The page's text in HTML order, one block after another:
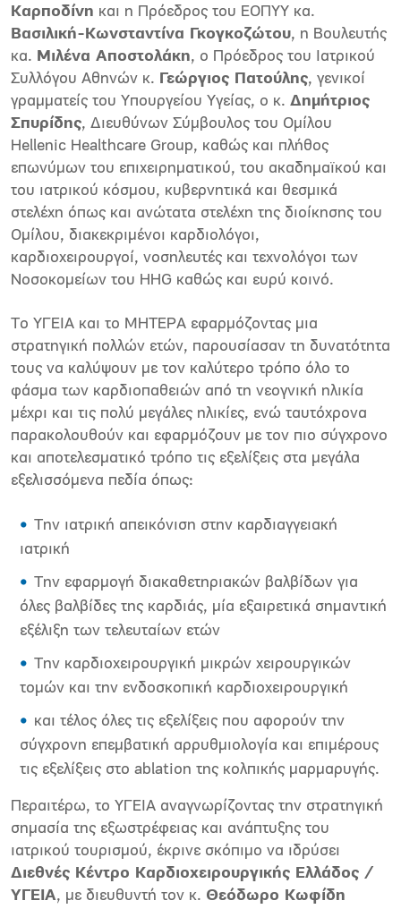
Καρποδίνη και η Πρόεδρος του ΕΟΠΥΥ κα.
Βασιλική-Κωνσταντίνα Γκογκοζώτου, η Βουλευτής
κα. Μιλένα Αποστολάκη, ο Πρόεδρος του Ιατρικού
Συλλόγου Αθηνών κ. Γεώργιος Πατούλης, γενικοί
γραμματείς του Υπουργείου Υγείας, ο κ. Δημήτριος
Σπυρίδης, Διευθύνων Σύμβουλος του Ομίλου
Hellenic Healthcare Group, καθώς και πλήθος
επωνύμων του επιχειρηματικού, του ακαδημαϊκού και
του ιατρικού κόσμου, κυβερνητικά και θεσμικά
στελέχη όπως και ανώτατα στελέχη της διοίκησης του
Ομίλου, διακεκριμένοι καρδιολόγοι,
καρδιοχειρουργοί, νοσηλευτές και τεχνολόγοι των
Νοσοκομείων του HHG καθώς και ευρύ κοινό.
Το ΥΓΕΙΑ και το ΜΗΤΕΡΑ εφαρμόζοντας μια
στρατηγική πολλών ετών, παρουσίασαν τη δυνατότητα
τους να καλύψουν με τον καλύτερο τρόπο όλο το
φάσμα των καρδιοπαθειών από τη νεογνική ηλικία
μέχρι και τις πολύ μεγάλες ηλικίες, ενώ ταυτόχρονα
παρακολουθούν και εφαρμόζουν με τον πιο σύγχρονο
και αποτελεσματικό τρόπο τις εξελίξεις στα μεγάλα
εξελισσόμενα πεδία όπως:
Την ιατρική απεικόνιση στην καρδιαγγειακή
ιατρική
Την εφαρμογή διακαθετηριακών βαλβίδων για
όλες βαλβίδες της καρδιάς, μία εξαιρετικά σημαντική
εξέλιξη των τελευταίων ετών
Την καρδιοχειρουργική μικρών χειρουργικών
τομών και την ενδοσκοπική καρδιοχειρουργική
και τέλος όλες τις εξελίξεις που αφορούν την
σύγχρονη επεμβατική αρρυθμιολογία και επιμέρους
τις εξελίξεις στο ablation της κολπικής μαρμαρυγής.
Περαιτέρω, το ΥΓΕΙΑ αναγνωρίζοντας την στρατηγική
σημασία της εξωστρέφειας και ανάπτυξης του
ιατρικού τουρισμού, έκρινε σκόπιμο να ιδρύσει
Διεθνές Κέντρο Καρδιοχειρουργικής Ελλάδος /
ΥΓΕΙΑ, με διευθυντή τον κ. Θεόδωρο Κωφίδη